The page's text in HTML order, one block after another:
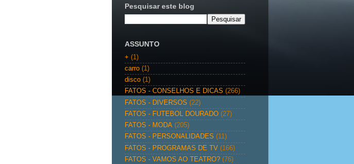
Pesquisar este blog
ASSUNTO
+ (1)
carro (1)
disco (1)
FATOS - CONSELHOS E DICAS (266)
FATOS - DIVERSOS (22)
FATOS - FUTEBOL DOURADO (27)
FATOS - MODA (205)
FATOS - PERSONALIDADES (11)
FATOS - PROGRAMAS DE TV (166)
FATOS - VAMOS AO TEATRO? (76)